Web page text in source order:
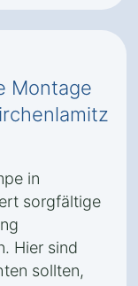
Montage
in
sorgfältige
Hier sind
sollten,